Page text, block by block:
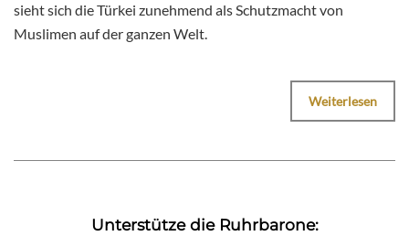
sieht sich die Türkei zunehmend als Schutzmacht von
Muslimen auf der ganzen Welt.
Weiterlesen
Unterstütze die Ruhrbarone: